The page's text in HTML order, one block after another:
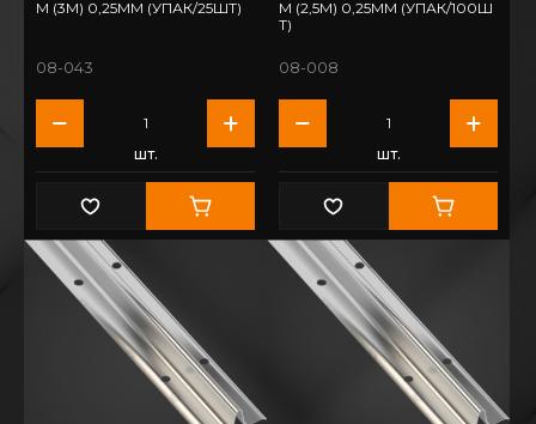
М (3М) 0,25ММ (УПАК/25ШТ)
08-043
шт.
М (2,5М) 0,25ММ (УПАК/100Ш
Т)
08-008
шт.